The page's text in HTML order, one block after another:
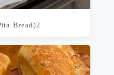
Bread)2